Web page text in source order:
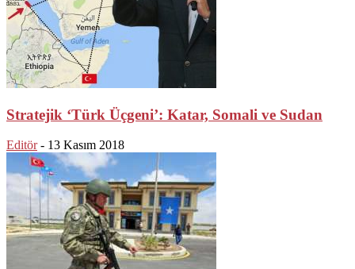
Stratejik ‘Türk Üçgeni’: Katar, Somali ve Sudan
Editör - 13 Kasım 2018